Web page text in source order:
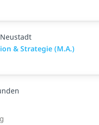
& Strategie (M.A.)